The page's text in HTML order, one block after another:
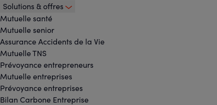
Solutions & offres
Mutuelle santé
Mutuelle senior
Assurance Accidents de la Vie
Mutuelle TNS
Prévoyance entrepreneurs
Mutuelle entreprises
Prévoyance entreprises
Bilan Carbone Entreprise